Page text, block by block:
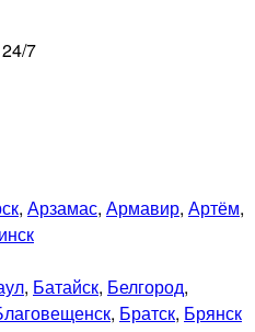
7
, Арзамас, Армавир, Артём,
, Батайск, Белгород,
, Братск, Брянск